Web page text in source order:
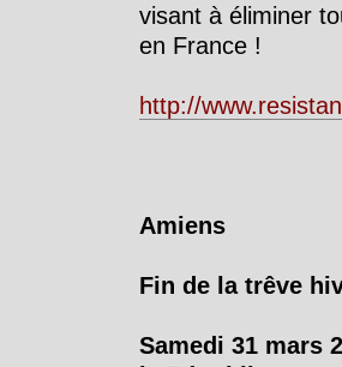
visant à éliminer
en France !
http://
Amiens
Fin de la trêve
Samedi 31 mars